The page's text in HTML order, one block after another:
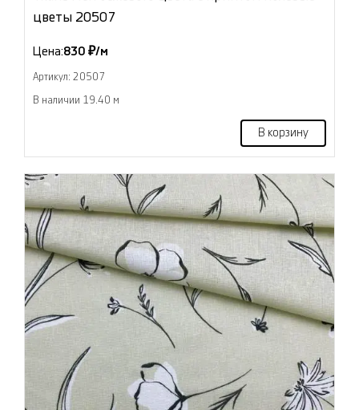
цветы 20507
Цена:830 ₽/м
Артикул: 20507
В наличии 19.40 м
В корзину